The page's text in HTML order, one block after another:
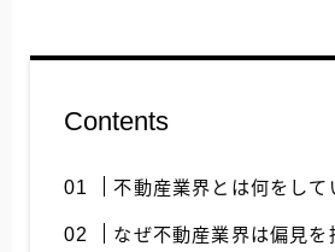
Contents
不動産業界とは何をして
なぜ不動産業界は偏見を